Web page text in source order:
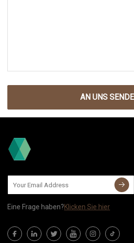
AN UNS
Eine Frage haben?Klicken Sie hier